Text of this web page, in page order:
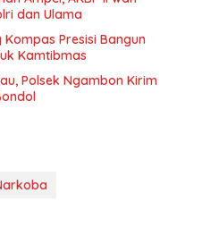
dan Ulama
Presisi Bangun
Kamtibmas
Polsek Ngambon Kirim